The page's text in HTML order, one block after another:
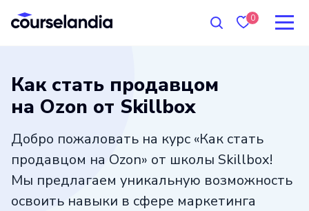
0
Как стать продавцом
на Ozon от Skillbox
Добро пожаловать на курс «Как стать
продавцом на Ozon» от школы Skillbox!
Мы предлагаем уникальную возможность
освоить навыки в сфере маркетинга